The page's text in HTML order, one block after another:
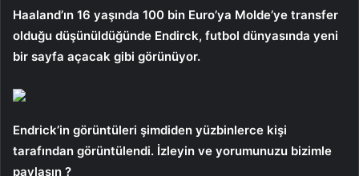
Haaland’ın 16 yaşında 100 bin Euro’ya Molde’ye transfer
olduğu düşünüldüğünde Endirck, futbol dünyasında yeni
bir sayfa açacak gibi görünüyor.
Endrick’in görüntüleri şimdiden yüzbinlerce kişi
tarafından görüntülendi. İzleyin ve yorumunuzu bizimle
paylaşın ?